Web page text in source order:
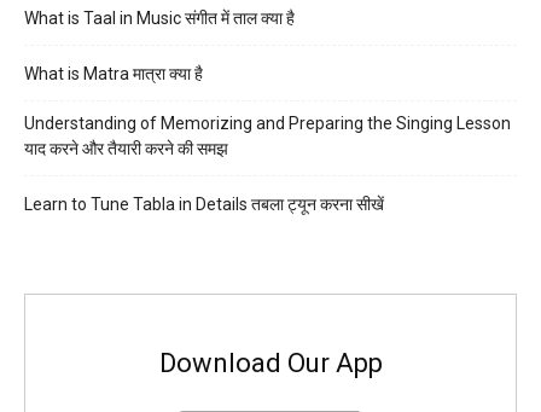
What is Taal in Music संगीत में ताल क्या है
What is Matra मात्रा क्या है
Understanding of Memorizing and Preparing the Singing Lesson
याद करने और तैयारी करने की समझ
Learn to Tune Tabla in Details तबला ट्यून करना सीखें
Download Our App